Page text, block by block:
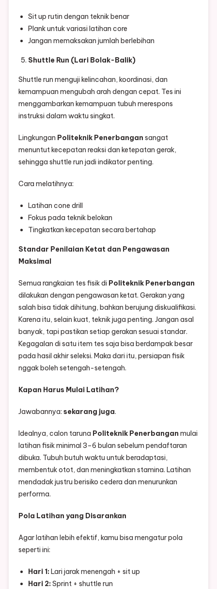
Sit up rutin dengan teknik benar
Plank untuk variasi latihan core
Jangan memaksakan jumlah berlebihan
Shuttle Run (Lari Bolak-Balik)
Shuttle run menguji kelincahan, koordinasi, dan
kemampuan mengubah arah dengan cepat. Tes ini
menggambarkan kemampuan tubuh merespons
instruksi dalam waktu singkat.
Lingkungan Politeknik Penerbangan sangat
menuntut kecepatan reaksi dan ketepatan gerak,
sehingga shuttle run jadi indikator penting.
Cara melatihnya:
Latihan cone drill
Fokus pada teknik belokan
Tingkatkan kecepatan secara bertahap
Standar Penilaian Ketat dan Pengawasan
Maksimal
Semua rangkaian tes fisik di Politeknik Penerbangan
dilakukan dengan pengawasan ketat. Gerakan yang
salah bisa tidak dihitung, bahkan berujung diskualifikasi.
Karena itu, selain kuat, teknik juga penting. Jangan asal
banyak, tapi pastikan setiap gerakan sesuai standar.
Kegagalan di satu item tes saja bisa berdampak besar
pada hasil akhir seleksi. Maka dari itu, persiapan fisik
nggak boleh setengah-setengah.
Kapan Harus Mulai Latihan?
Jawabannya: sekarang juga.
Idealnya, calon taruna Politeknik Penerbangan mulai
latihan fisik minimal 3–6 bulan sebelum pendaftaran
dibuka. Tubuh butuh waktu untuk beradaptasi,
membentuk otot, dan meningkatkan stamina. Latihan
mendadak justru berisiko cedera dan menurunkan
performa.
Pola Latihan yang Disarankan
Agar latihan lebih efektif, kamu bisa mengatur pola
seperti ini:
Hari 1: Lari jarak menengah + sit up
Hari 2: Sprint + shuttle run